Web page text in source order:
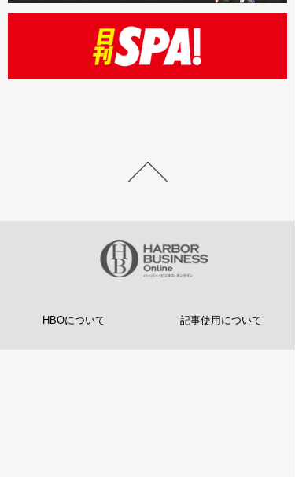
HBOについて 記事使用について